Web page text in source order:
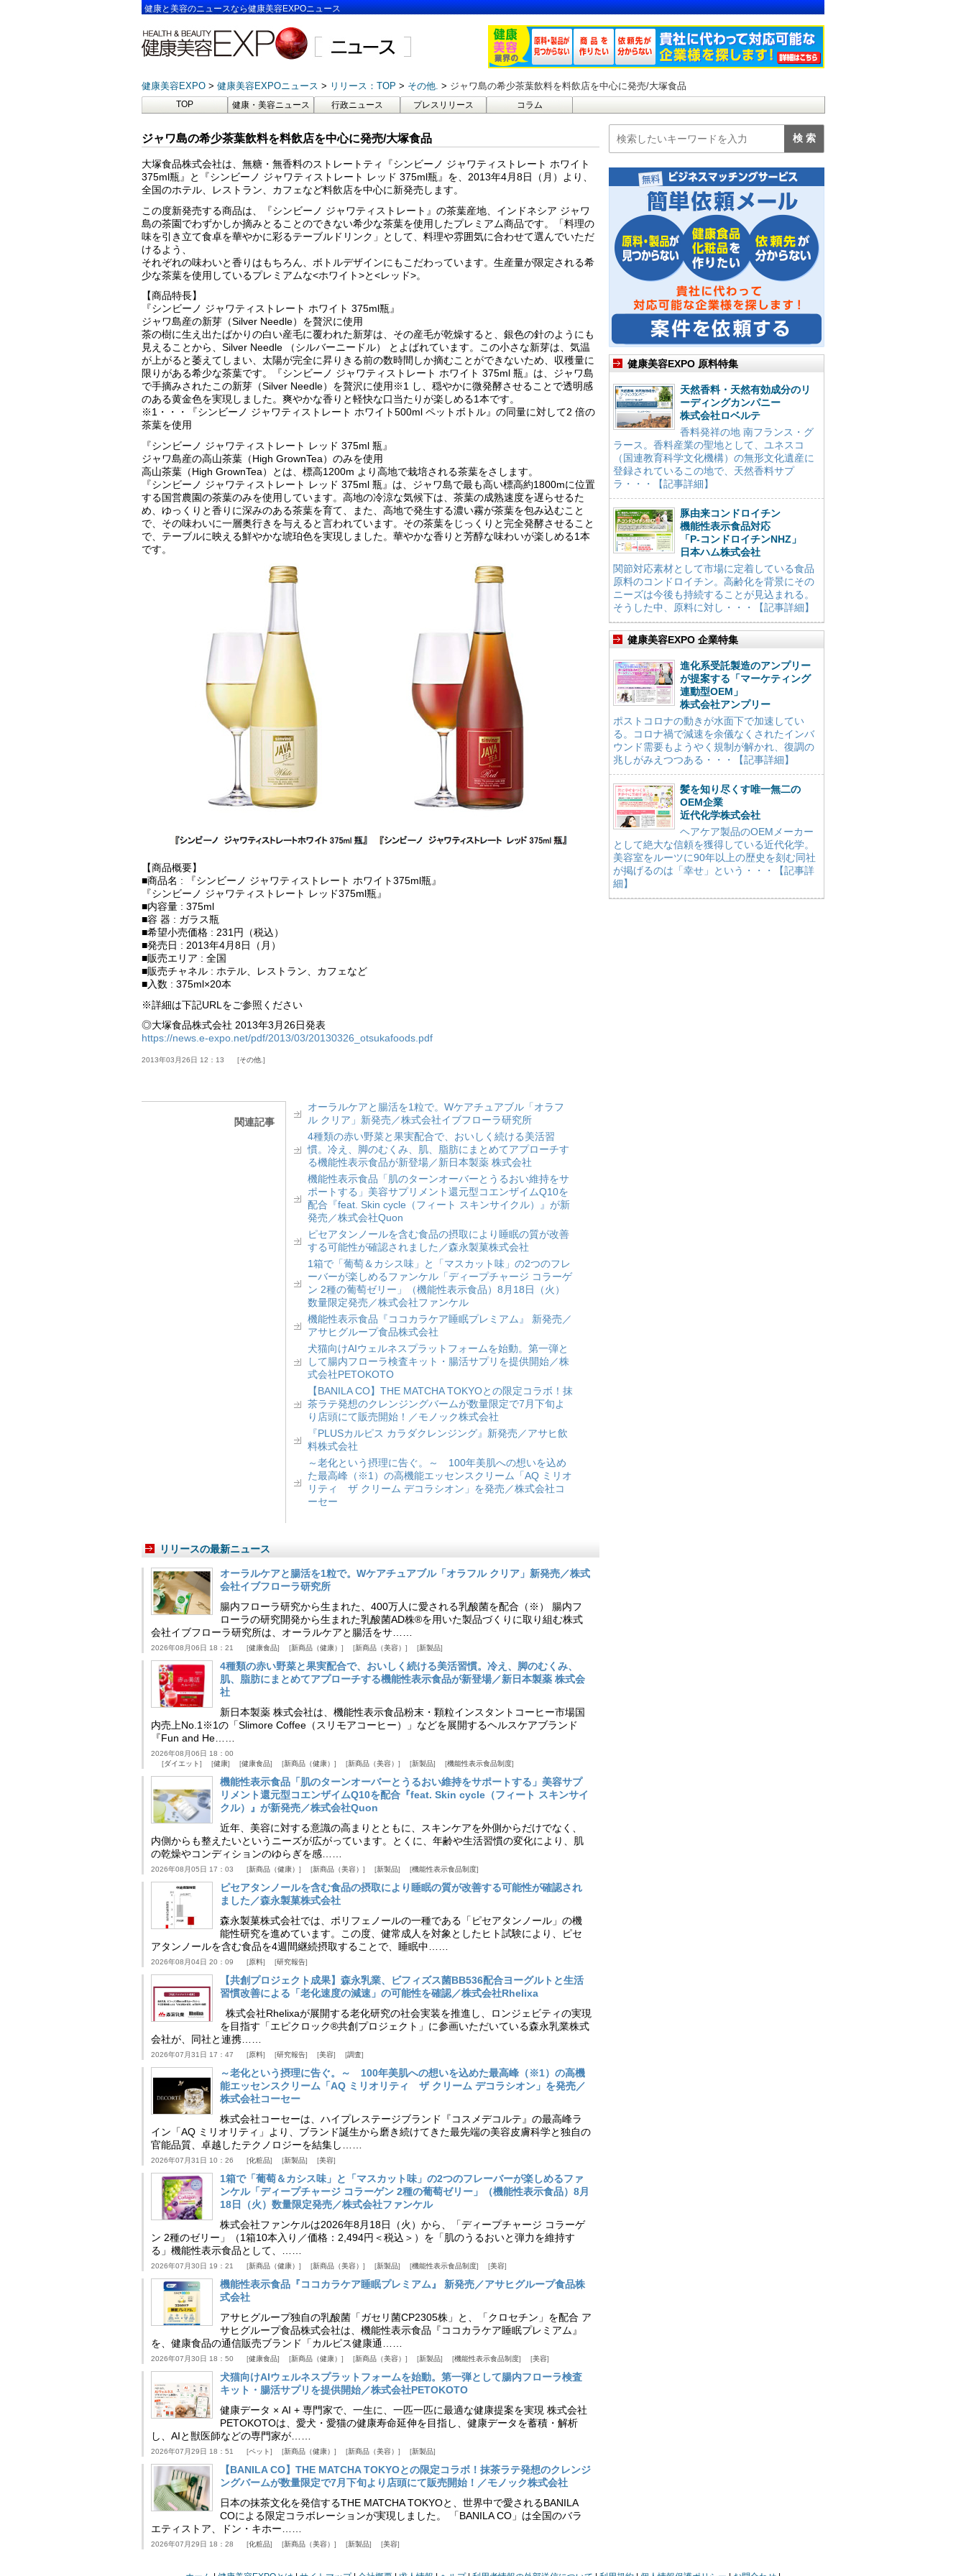
健康と美容のニュースなら健康美容EXPOニュース
健康美容EXPO 健康美容EXPOニュース リリース：TOP その他. ジャワ島の希少茶葉飲料を料飲店を中心に発売/大塚食品
TOP 健康・美容ニュース 行政ニュース プレスリリース コラム
ジャワ島の希少茶葉飲料を料飲店を中心に発売/大塚食品
大塚食品株式会社は、無糖・無香料のストレートティ『シンビーノ ジャワティストレート ホワイト
375ml瓶』と『シンビーノ ジャワティストレート レッド 375ml瓶』を、2013年4月8日（月）より、
全国のホテル、レストラン、カフェなど料飲店を中心に新発売します。
この度新発売する商品は、『シンビーノ ジャワティストレート』の茶葉産地、インドネシア ジャワ
島の茶園でわずかしか摘みとることのできない希少な茶葉を使用したプレミアム商品です。「料理の
味を引き立て食卓を華やかに彩るテーブルドリンク」として、料理や雰囲気に合わせて選んでいただ
けるよう、
それぞれの味わいと香りはもちろん、ボトルデザインにもこだわっています。生産量が限定される希
少な茶葉を使用しているプレミアムな<ホワイト>と<レッド>。
【商品特長】
『シンビーノ ジャワティストレート ホワイト 375ml瓶』
ジャワ島産の新芽（Silver Needle）を贅沢に使用
茶の樹に生え出たばかりの白い産毛に覆われた新芽は、その産毛が乾燥すると、銀色の針のようにも
見えることから、Silver Needle （シルバーニードル） とよばれています。この小さな新芽は、気温
が上がると萎えてしまい、太陽が完全に昇りきる前の数時間しか摘むことができないため、収穫量に
限りがある希少な茶葉です。『シンビーノ ジャワティストレート ホワイト 375ml 瓶』は、ジャワ島
で手摘みされたこの新芽（Silver Needle）を贅沢に使用※1 し、穏やかに微発酵させることで透明感
のある黄金色を実現しました。爽やかな香りと軽快な口当たりが楽しめる1本です。
※1・・・『シンビーノ ジャワティストレート ホワイト500ml ペットボトル』の同量に対して2 倍の
茶葉を使用
『シンビーノ ジャワティストレート レッド 375ml 瓶』
ジャワ島産の高山茶葉（High GrownTea）のみを使用
高山茶葉（High GrownTea）とは、標高1200m より高地で栽培される茶葉をさします。
『シンビーノ ジャワティストレート レッド 375ml 瓶』は、ジャワ島で最も高い標高約1800mに位置
する国営農園の茶葉のみを使用しています。高地の冷涼な気候下は、茶葉の成熟速度を遅らせるた
め、ゆっくりと香りに深みのある茶葉を育て、また、高地で発生する濃い霧が茶葉を包み込むこと
で、その味わいに一層奥行きを与えると言われています。その茶葉をじっくりと完全発酵させること
で、テーブルに映える鮮やかな琥珀色を実現しました。華やかな香りと芳醇な味わいが楽しめる1本
です。
【商品概要】
■商品名 : 『シンビーノ ジャワティストレート ホワイト375ml瓶』
『シンビーノ ジャワティストレート レッド375ml瓶』
■内容量 : 375ml
■容 器 : ガラス瓶
■希望小売価格 : 231円（税込）
■発売日 : 2013年4月8日（月）
■販売エリア : 全国
■販売チャネル : ホテル、レストラン、カフェなど
■入数 : 375ml×20本
※詳細は下記URLをご参照ください
◎大塚食品株式会社 2013年3月26日発表
https://news.e-expo.net/pdf/2013/03/20130326_otsukafoods.pdf
2013年03月26日 12：13 その他.
関連記事
オーラルケアと腸活を1粒で。Wケアチュアブル「オラフ
ル クリア」新発売／株式会社イブフローラ研究所
4種類の赤い野菜と果実配合で、おいしく続ける美活習
慣。冷え、脚のむくみ、肌、脂肪にまとめてアプローチす
る機能性表示食品が新登場／新日本製薬 株式会社
機能性表示食品「肌のターンオーバーとうるおい維持をサ
ポートする」美容サプリメント還元型コエンザイムQ10を
配合『feat. Skin cycle（フィート スキンサイクル）』が新
発売／株式会社Quon
ピセアタンノールを含む食品の摂取により睡眠の質が改善
する可能性が確認されました／森永製菓株式会社
1箱で「葡萄＆カシス味」と「マスカット味」の2つのフレ
ーバーが楽しめるファンケル「ディープチャージ コラーゲ
ン 2種の葡萄ゼリー」（機能性表示食品）8月18日（火）
数量限定発売／株式会社ファンケル
機能性表示食品『ココカラケア睡眠プレミアム』 新発売／
アサヒグループ食品株式会社
犬猫向けAIウェルネスプラットフォームを始動。第一弾と
して腸内フローラ検査キット・腸活サプリを提供開始／株
式会社PETOKOTO
【BANILA CO】THE MATCHA TOKYOとの限定コラボ！抹
茶ラテ発想のクレンジングバームが数量限定で7月下旬よ
り店頭にて販売開始！／モノック株式会社
『PLUSカルピス カラダクレンジング』新発売／アサヒ飲
料株式会社
～老化という摂理に告ぐ。～ 100年美肌への想いを込め
た最高峰（※1）の高機能エッセンスクリーム「AQ ミリオ
リティ ザ クリーム デコラシオン」を発売／株式会社コ
ーセー
リリースの最新ニュース
オーラルケアと腸活を1粒で。Wケアチュアブル「オラフル クリア」新発売／株式
会社イブフローラ研究所
腸内フローラ研究から生まれた、400万人に愛される乳酸菌を配合（※） 腸内フ
ローラの研究開発から生まれた乳酸菌AD株®を用いた製品づくりに取り組む株式
会社イブフローラ研究所は、オーラルケアと腸活をサ……
2026年08月06日 18：21 健康食品 新商品（健康） 新商品（美容） 新製品
4種類の赤い野菜と果実配合で、おいしく続ける美活習慣。冷え、脚のむくみ、
肌、脂肪にまとめてアプローチする機能性表示食品が新登場／新日本製薬 株式会
社
新日本製薬 株式会社は、機能性表示食品粉末・顆粒インスタントコーヒー市場国
内売上No.1※1の「Slimore Coffee（スリモアコーヒー）」などを展開するヘルスケアブランド
『Fun and He……
2026年08月06日 18：00
ダイエット
健康 健康食品 新商品（健康） 新商品（美容） 新製品 機能性表示食品制度
機能性表示食品「肌のターンオーバーとうるおい維持をサポートする」美容サプ
リメント還元型コエンザイムQ10を配合『feat. Skin cycle（フィート スキンサイ
クル）』が新発売／株式会社Quon
近年、美容に対する意識の高まりとともに、スキンケアを外側からだけでなく、
内側からも整えたいというニーズが広がっています。とくに、年齢や生活習慣の変化により、肌
の乾燥やコンディションのゆらぎを感……
2026年08月05日 17：03 新商品（健康） 新商品（美容） 新製品 機能性表示食品制度
ピセアタンノールを含む食品の摂取により睡眠の質が改善する可能性が確認され
ました／森永製菓株式会社
森永製菓株式会社では、ポリフェノールの一種である「ピセアタンノール」の機
能性研究を進めています。この度、健常成人を対象としたヒト試験により、ピセ
アタンノールを含む食品を4週間継続摂取することで、睡眠中……
2026年08月04日 20：09 原料 研究報告
【共創プロジェクト成果】森永乳業、ビフィズス菌BB536配合ヨーグルトと生活
習慣改善による「老化速度の減速」の可能性を確認／株式会社Rhelixa
株式会社Rhelixaが展開する老化研究の社会実装を推進し、ロンジェビティの実現
を目指す「エピクロック®共創プロジェクト」に参画いただいている森永乳業株式
会社が、同社と連携……
2026年07月31日 17：47 原料 研究報告 美容 調査
～老化という摂理に告ぐ。～ 100年美肌への想いを込めた最高峰（※1）の高機
能エッセンスクリーム「AQ ミリオリティ ザ クリーム デコラシオン」を発売／
株式会社コーセー
株式会社コーセーは、ハイプレステージブランド『コスメデコルテ』の最高峰ラ
イン「AQ ミリオリティ」より、ブランド誕生から磨き続けてきた最先端の美容皮膚科学と独自の
官能品質、卓越したテクノロジーを結集し……
2026年07月31日 10：26 化粧品 新製品 美容
1箱で「葡萄＆カシス味」と「マスカット味」の2つのフレーバーが楽しめるファ
ンケル「ディープチャージ コラーゲン 2種の葡萄ゼリー」（機能性表示食品）8月
18日（火）数量限定発売／株式会社ファンケル
株式会社ファンケルは2026年8月18日（火）から、「ディープチャージ コラーゲ
ン 2種のゼリー」（1箱10本入り／価格：2,494円＜税込＞）を「肌のうるおいと弾力を維持す
る」機能性表示食品として、……
2026年07月30日 19：21 新商品（健康） 新商品（美容） 新製品 機能性表示食品制度 美容
機能性表示食品『ココカラケア睡眠プレミアム』 新発売／アサヒグループ食品株
式会社
アサヒグループ独自の乳酸菌「ガセリ菌CP2305株」と、「クロセチン」を配合 ア
サヒグループ食品株式会社は、機能性表示食品『ココカラケア睡眠プレミアム』
を、健康食品の通信販売ブランド「カルピス健康通……
2026年07月30日 18：50 健康食品 新商品（健康） 新商品（美容） 新製品 機能性表示食品制度 美容
犬猫向けAIウェルネスプラットフォームを始動。第一弾として腸内フローラ検査
キット・腸活サプリを提供開始／株式会社PETOKOTO
健康データ × AI + 専門家で、一生に、一匹一匹に最適な健康提案を実現 株式会社
PETOKOTOは、愛犬・愛猫の健康寿命延伸を目指し、健康データを蓄積・解析
し、AIと獣医師などの専門家が……
2026年07月29日 18：51 ペット 新商品（健康） 新商品（美容） 新製品
【BANILA CO】THE MATCHA TOKYOとの限定コラボ！抹茶ラテ発想のクレンジ
ングバームが数量限定で7月下旬より店頭にて販売開始！／モノック株式会社
日本の抹茶文化を発信するTHE MATCHA TOKYOと、世界中で愛されるBANILA
COによる限定コラボレーションが実現しました。 「BANILA CO」は全国のバラ
エティストア、ドン・キホー……
2026年07月29日 18：28 化粧品 新商品（美容） 新製品 美容
健康美容EXPO 原料特集
天然香料・天然有効成分のリ
ーディングカンパニー
株式会社ロベルテ
香料発祥の地 南フランス・グ
ラース。香料産業の聖地として、ユネスコ
（国連教育科学文化機構）の無形文化遺産に
登録されているこの地で、天然香料サプ
ラ・・・【記事詳細】
豚由来コンドロイチン
機能性表示食品対応
「P-コンドロイチンNHZ」
日本ハム株式会社
関節対応素材として市場に定着している食品
原料のコンドロイチン。高齢化を背景にその
ニーズは今後も持続することが見込まれる。
そうした中、原料に対し・・・【記事詳細】
健康美容EXPO 企業特集
進化系受託製造のアンプリー
が提案する「マーケティング
連動型OEM」
株式会社アンプリー
ポストコロナの動きが水面下で加速してい
る。コロナ禍で減速を余儀なくされたインバ
ウンド需要もようやく規制が解かれ、復調の
兆しがみえつつある・・・【記事詳細】
髪を知り尽くす唯一無二の
OEM企業
近代化学株式会社
ヘアケア製品のOEMメーカー
として絶大な信頼を獲得している近代化学。
美容室をルーツに90年以上の歴史を刻む同社
が掲げるのは「幸せ」という・・・【記事詳
細】